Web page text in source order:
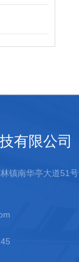
有限公司
镇南华亭大道51号